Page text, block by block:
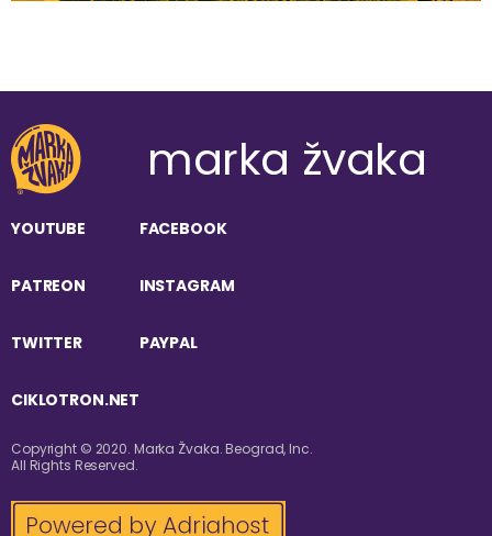
marka žvaka
YOUTUBE FACEBOOK
PATREON INSTAGRAM
TWITTER PAYPAL
CIKLOTRON.NET
Copyright © 2020. Marka Žvaka. Beograd, Inc.
All Rights Reserved.